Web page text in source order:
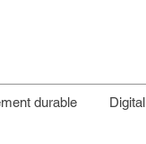
durable Digital